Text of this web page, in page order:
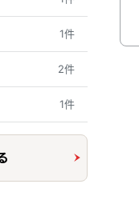
1件
2件
1件